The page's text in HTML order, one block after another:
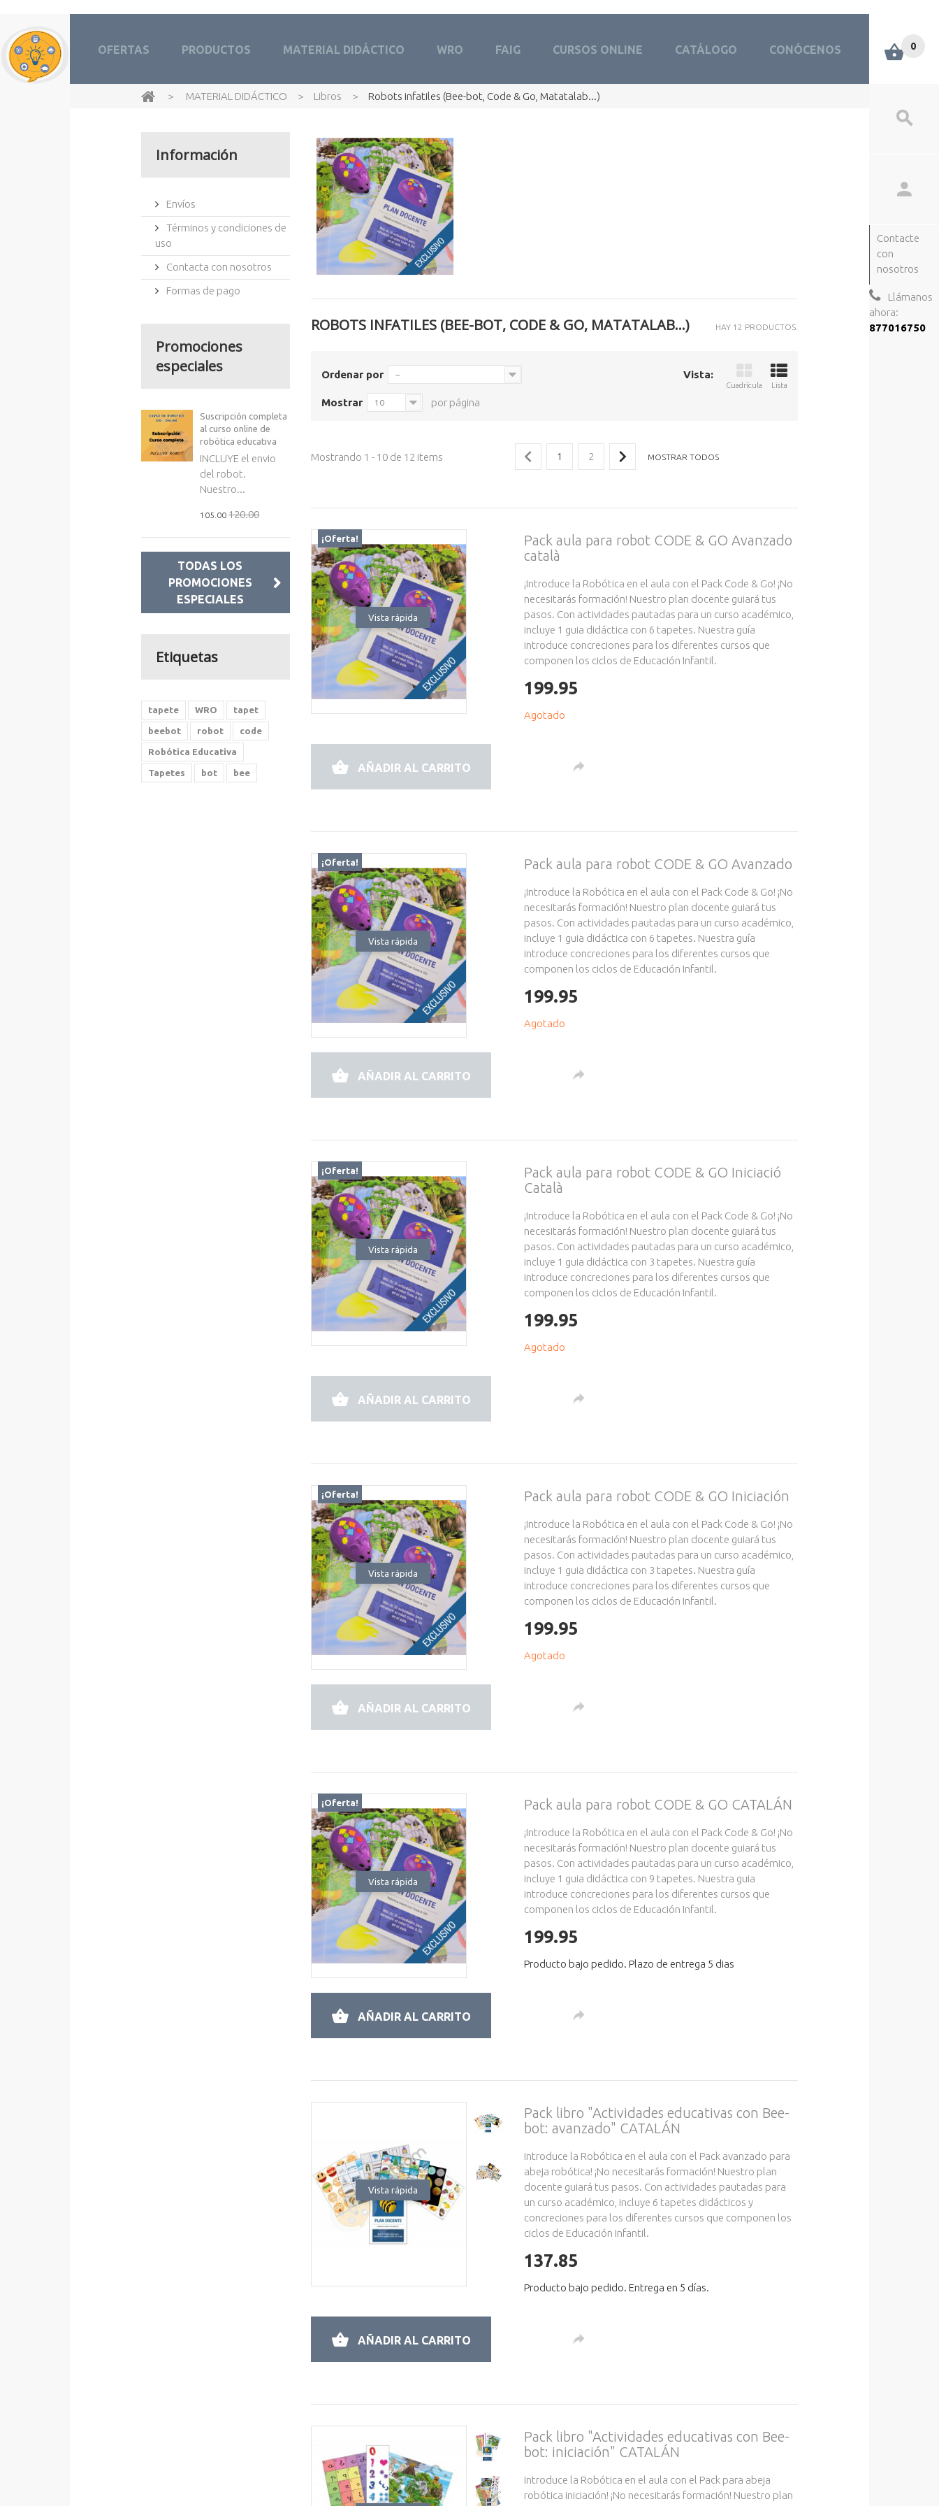
Contacte
con
nosotros
Llámanos
ahora:
877016750
0
OFERTAS PRODUCTOS MATERIAL DIDÁCTICO WRO FAIG CURSOS ONLINE CATÁLOGO CONÓCENOS
> MATERIAL DIDÁCTICO > Libros > Robots infatiles (Bee-bot, Code & Go, Matatalab...)
ROBOTS INFATILES (BEE-BOT, CODE & GO, MATATALAB...) HAY 12 PRODUCTOS.
Vista:
Cuadrícula Lista
Ordenar por --
Mostrar 10 por página
MOSTRAR TODOS
1 2
Mostrando 1 - 10 de 12 items
Vista rápida
¡Oferta!
Pack aula para robot CODE & GO Avanzado
català
¡Introduce la Robótica en el aula con el Pack Code & Go! ¡No
necesitarás formación! Nuestro plan docente guiará tus
pasos. Con actividades pautadas para un curso académico,
incluye 1 guia didáctica con 6 tapetes. Nuestra guía
introduce concreciones para los diferentes cursos que
componen los ciclos de Educación Infantil.
199.95
Agotado
AÑADIR AL CARRITO
Vista rápida
¡Oferta! Pack aula para robot CODE & GO Avanzado
¡Introduce la Robótica en el aula con el Pack Code & Go! ¡No
necesitarás formación! Nuestro plan docente guiará tus
pasos. Con actividades pautadas para un curso académico,
incluye 1 guia didáctica con 6 tapetes. Nuestra guía
introduce concreciones para los diferentes cursos que
componen los ciclos de Educación Infantil.
199.95
Agotado
AÑADIR AL CARRITO
Vista rápida
¡Oferta!
Pack aula para robot CODE & GO Iniciació
Català
¡Introduce la Robótica en el aula con el Pack Code & Go! ¡No
necesitarás formación! Nuestro plan docente guiará tus
pasos. Con actividades pautadas para un curso académico,
incluye 1 guia didáctica con 3 tapetes. Nuestra guía
introduce concreciones para los diferentes cursos que
componen los ciclos de Educación Infantil.
199.95
Agotado
AÑADIR AL CARRITO
Vista rápida
¡Oferta! Pack aula para robot CODE & GO Iniciación
¡Introduce la Robótica en el aula con el Pack Code & Go! ¡No
necesitarás formación! Nuestro plan docente guiará tus
pasos. Con actividades pautadas para un curso académico,
incluye 1 guia didáctica con 3 tapetes. Nuestra guía
introduce concreciones para los diferentes cursos que
componen los ciclos de Educación Infantil.
199.95
Agotado
AÑADIR AL CARRITO
Vista rápida
¡Oferta! Pack aula para robot CODE & GO CATALÁN
¡Introduce la Robótica en el aula con el Pack Code & Go! ¡No
necesitarás formación! Nuestro plan docente guiará tus
pasos. Con actividades pautadas para un curso académico,
incluye 1 guia didáctica con 9 tapetes. Nuestra guia
introduce concreciones para los diferentes cursos que
componen los ciclos de Educación Infantil.
199.95
Producto bajo pedido. Plazo de entrega 5 dias
AÑADIR AL CARRITO
Vista rápida
Pack libro "Actividades educativas con Bee-
bot: avanzado" CATALÁN
Introduce la Robótica en el aula con el Pack avanzado para
abeja robótica! ¡No necesitarás formación! Nuestro plan
docente guiará tus pasos. Con actividades pautadas para
un curso académico, incluye 6 tapetes didácticos y
concreciones para los diferentes cursos que componen los
ciclos de Educación Infantil.
137.85
Producto bajo pedido. Entrega en 5 días.
AÑADIR AL CARRITO
Pack libro "Actividades educativas con Bee-
bot: iniciación" CATALÁN
Introduce la Robótica en el aula con el Pack para abeja
robótica iniciación! ¡No necesitarás formación! Nuestro plan
Información
Envíos
Términos y condiciones de
uso
Contacta con nosotros
Formas de pago
Promociones
especiales
Suscripción completa
al curso online de
robótica educativa
INCLUYE el envio
del robot.
Nuestro...
105.00120.00
TODAS LOS
PROMOCIONES
ESPECIALES
Etiquetas
tapete WRO tapet
beebot robot code
Robótica Educativa
Tapetes bot bee